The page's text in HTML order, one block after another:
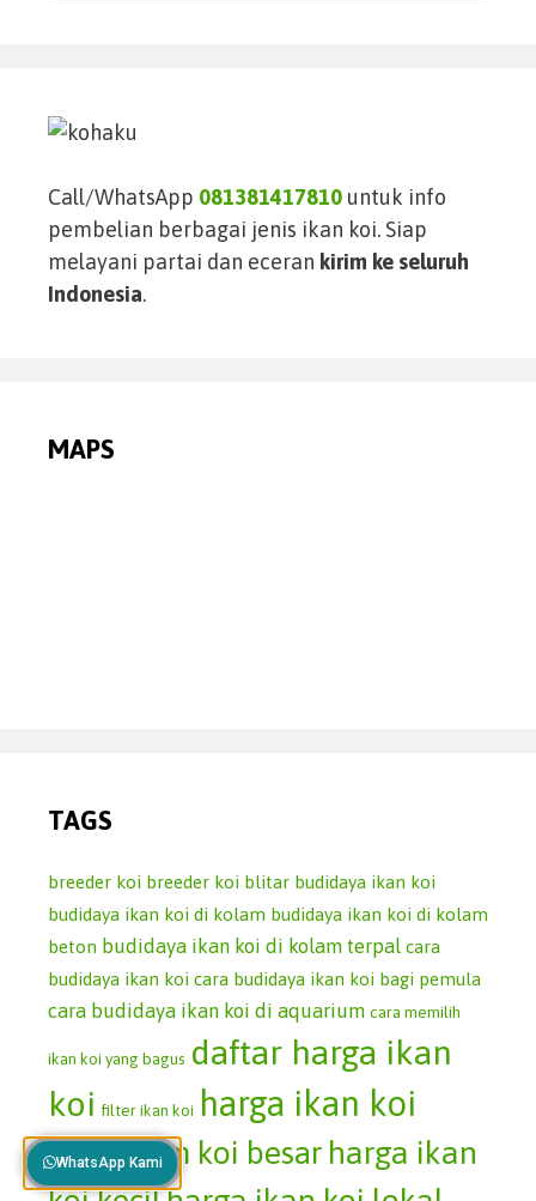
Call/WhatsApp 081381417810 untuk info
pembelian berbagai jenis ikan koi. Siap
melayani partai dan eceran kirim ke seluruh
Indonesia.
MAPS
TAGS
breeder koi breeder koi blitar budidaya ikan koi
budidaya ikan koi di kolam budidaya ikan koi di kolam
beton budidaya ikan koi di kolam terpal cara
budidaya ikan koi cara budidaya ikan koi bagi pemula
cara budidaya ikan koi di aquarium cara memilih
ikan koi yang bagus daftar harga ikan
koi filter ikan koi harga ikan koi
harga ikan koi besar harga ikan
WhatsApp Kami